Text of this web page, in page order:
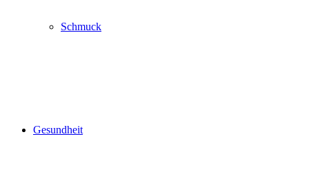
Schmuck
Gesundheit